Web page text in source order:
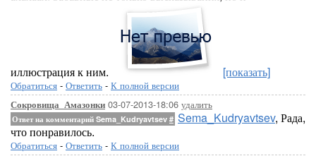
иллюстрация к ним. [показать]
Обратиться - Ответить - К полной версии
Сокровища_Амазонки 03-07-2013-18:06 удалить
Ответ на комментарий Sema_Kudryavtsev # Sema_Kudryavtsev, Рада,
что понравилось.
Обратиться - Ответить - К полной версии